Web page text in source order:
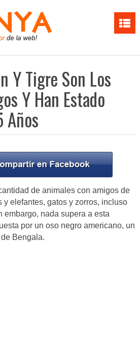
Y Tigre Son Los
Y Han Estado
Años
de animales con amigos de
y elefantes, gatos y zorros, incluso
embargo, nada supera a esta
por un oso negro americano, un
Bengala.